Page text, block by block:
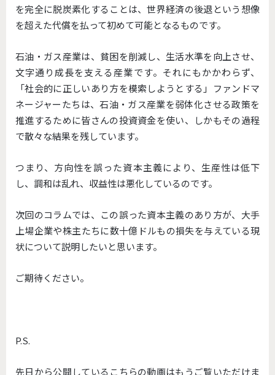
を完全に脱炭素化することは、世界経済の後退という想像
を超えた代償を払って初めて可能となるものです。
石油・ガス産業は、貧困を削減し、生活水準を向上させ、
文字通り成長を支える産業です。それにもかかわらず、
「社会的に正しいあり方を模索しようとする」ファンドマ
ネージャーたちは、石油・ガス産業を弱体化させる政策を
推進するために皆さんの投資資金を使い、しかもその過程
で散々な結果を残しています。
つまり、方向性を誤った資本主義により、生産性は低下
し、調和は乱れ、収益性は悪化しているのです。
次回のコラムでは、この誤った資本主義のあり方が、大手
上場企業や株主たちに数十億ドルもの損失を与えている現
状について説明したいと思います。
ご期待ください。
P.S.
先日から公開しているこちらの動画はもうご覧いただけま